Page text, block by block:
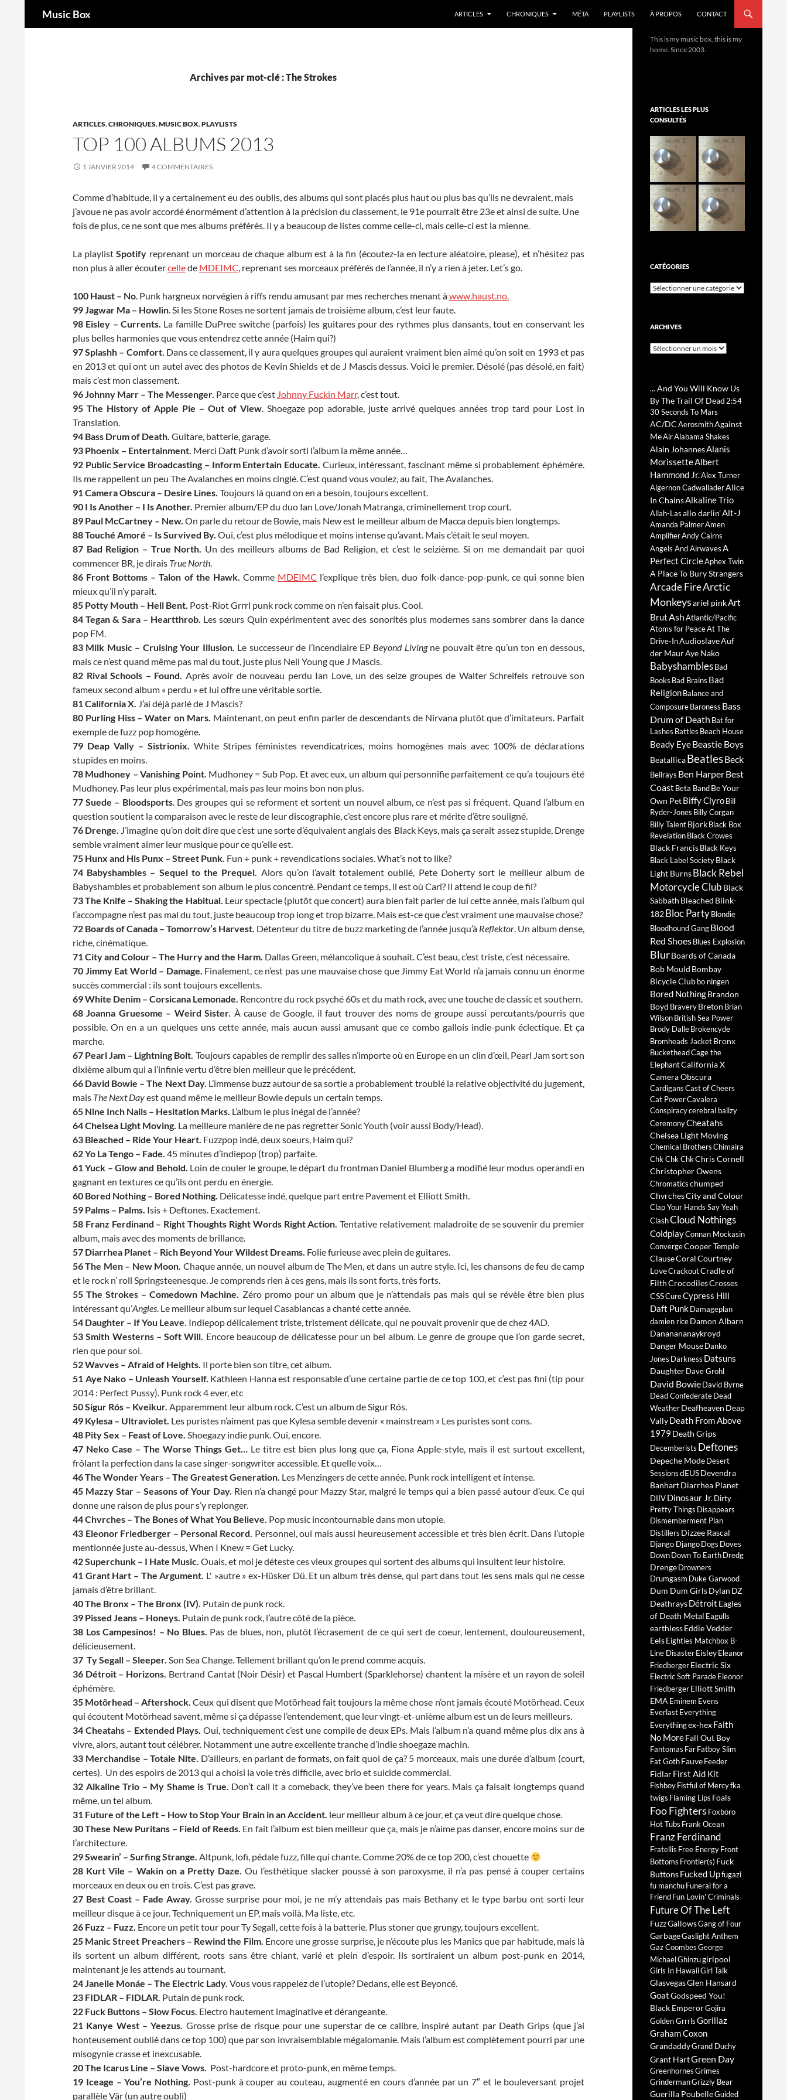
Music Box ARTICLES CHRONIQUES MÉTA PLAYLISTS À PROPOS CONTACT
Archives par mot-clé : The Strokes
ARTICLES,CHRONIQUES,MUSIC BOX,PLAYLISTS
TOP 100 ALBUMS 2013
1 JANVIER 2014 4 COMMENTAIRES
Comme d’habitude, il y a certainement eu des oublis, des albums qui sont placés plus haut ou plus bas qu’ils ne devraient, mais
j’avoue ne pas avoir accordé énormément d’attention à la précision du classement, le 91e pourrait être 23e et ainsi de suite. Une
fois de plus, ce ne sont que mes albums préférés. Il y a beaucoup de listes comme celle-ci, mais celle-ci est la mienne.
La playlistSpotify reprenant un morceau de chaque album est à la fin (écoutez-la en lecture aléatoire, please), et n’hésitez pas
non plus à aller écoutercellede MDEIMC, reprenant ses morceaux préférés de l’année, il n’y a rien à jeter. Let’s go.
100 Haust – No. Punk hargneux norvégien à riffs rendu amusant par mes recherches menant àwww.haust.no.
99 Jagwar Ma – Howlin. Si les Stone Roses ne sortent jamais de troisième album, c’est leur faute.
98 Eisley – Currents. La famille DuPree switche (parfois) les guitares pour des rythmes plus dansants, tout en conservant les
plus belles harmonies que vous entendrez cette année (Haim qui?)
97 Splashh – Comfort. Dans ce classement, il y aura quelques groupes qui auraient vraiment bien aimé qu’on soit en 1993 et pas
en 2013 et qui ont un autel avec des photos de Kevin Shields et de J Mascis dessus. Voici le premier. Désolé (pas désolé, en fait)
mais c’est mon classement.
96 Johnny Marr – The Messenger. Parce que c’est Johnny Fuckin Marr, c’est tout.
95 The History of Apple Pie – Out of View. Shoegaze pop adorable, juste arrivé quelques années trop tard pour Lost in
Translation.
94 Bass Drum of Death. Guitare, batterie, garage.
93 Phoenix – Entertainment. Merci Daft Punk d’avoir sorti l’album la même année…
92 Public Service Broadcasting – Inform Entertain Educate. Curieux, intéressant, fascinant même si probablement éphémère.
Ils me rappellent un peu The Avalanches en moins cinglé. C’est quand vous voulez, au fait, The Avalanches.
91 Camera Obscura – Desire Lines. Toujours là quand on en a besoin, toujours excellent.
90 I Is Another – I Is Another. Premier album/EP du duo Ian Love/Jonah Matranga, criminellement trop court.
89 Paul McCartney – New. On parle du retour de Bowie, mais New est le meilleur album de Macca depuis bien longtemps.
88 Touché Amoré – Is Survived By. Oui, c’est plus mélodique et moins intense qu’avant. Mais c’était le seul moyen.
87 Bad Religion – True North. Un des meilleurs albums de Bad Religion, et c’est le seizième. Si on me demandait par quoi
commencer BR, je dirais True North.
86 Front Bottoms – Talon of the Hawk. Comme MDEIMC l’explique très bien, duo folk-dance-pop-punk, ce qui sonne bien
mieux qu’il n’y paraît.
85 Potty Mouth – Hell Bent. Post-Riot Grrrl punk rock comme on n’en faisait plus. Cool.
84 Tegan & Sara – Heartthrob. Les sœurs Quin expérimentent avec des sonorités plus modernes sans sombrer dans la dance
pop FM.
83 Milk Music – Cruising Your Illusion. Le successeur de l’incendiaire EP Beyond Livingne pouvait être qu’un ton en dessous,
mais ce n’est quand même pas mal du tout, juste plus Neil Young que J Mascis.
82 Rival Schools – Found. Après avoir de nouveau perdu Ian Love, un des seize groupes de Walter Schreifels retrouve son
fameux second album « perdu » et lui offre une véritable sortie.
81 California X. J’ai déjà parlé de J Mascis?
80 Purling Hiss – Water on Mars. Maintenant, on peut enfin parler de descendants de Nirvana plutôt que d’imitateurs. Parfait
exemple de fuzz pop homogène.
79 Deap Vally – Sistrionix. White Stripes féministes revendicatrices, moins homogènes mais avec 100% de déclarations
stupides en moins.
78 Mudhoney – Vanishing Point. Mudhoney = Sub Pop. Et avec eux, un album qui personnifie parfaitement ce qu’a toujours été
Mudhoney. Pas leur plus expérimental, mais pas leur moins bon non plus.
77 Suede – Bloodsports. Des groupes qui se reforment et sortent un nouvel album, ce n’est pas si fréquent. Quand l’album en
question soutient la comparaison avec le reste de leur discographie, c’est encore plus rare et mérite d’être souligné.
76 Drenge. J’imagine qu’on doit dire que c’est une sorte d’équivalent anglais des Black Keys, mais ça serait assez stupide, Drenge
semble vraiment aimer leur musique pour ce qu’elle est.
75 Hunx and His Punx – Street Punk. Fun + punk + revendications sociales. What’s not to like?
74 Babyshambles – Sequel to the Prequel. Alors qu’on l’avait totalement oublié, Pete Doherty sort le meilleur album de
Babyshambles et probablement son album le plus concentré. Pendant ce temps, il est où Carl? Il attend le coup de fil?
73 The Knife – Shaking the Habitual. Leur spectacle (plutôt que concert) aura bien fait parler de lui cette année, mais l’album qui
l’accompagne n’est pas mal du tout, juste beaucoup trop long et trop bizarre. Mais est-ce que c’est vraiment une mauvaise chose?
72 Boards of Canada – Tomorrow’s Harvest. Détenteur du titre de buzz marketing de l’année jusqu’à Reflektor. Un album dense,
riche, cinématique.
71 City and Colour – The Hurry and the Harm. Dallas Green, mélancolique à souhait. C’est beau, c’est triste, c’est nécessaire.
70 Jimmy Eat World – Damage. Finalement, ce n’est pas une mauvaise chose que Jimmy Eat World n’a jamais connu un énorme
succès commercial : ils sont toujours excellents.
69 White Denim – Corsicana Lemonade. Rencontre du rock psyché 60s et du math rock, avec une touche de classic et southern.
68 Joanna Gruesome – Weird Sister. À cause de Google, il faut trouver des noms de groupe aussi percutants/pourris que
possible. On en a un quelques uns cette année, mais aucun aussi amusant que ce combo gallois indie-punk éclectique. Et ça
marche.
67 Pearl Jam – Lightning Bolt. Toujours capables de remplir des salles n’importe où en Europe en un clin d’œil, Pearl Jam sort son
dixième album qui a l’infinie vertu d’être bien meilleur que le précédent.
66 David Bowie – The Next Day. L’immense buzz autour de sa sortie a probablement troublé la relative objectivité du jugement,
mais The Next Dayest quand même le meilleur Bowie depuis un certain temps.
65 Nine Inch Nails – Hesitation Marks. L’album le plus inégal de l’année?
64 Chelsea Light Moving. La meilleure manière de ne pas regretter Sonic Youth (voir aussi Body/Head).
63 Bleached – Ride Your Heart. Fuzzpop indé, deux soeurs, Haim qui?
62 Yo La Tengo – Fade. 45 minutes d’indiepop (trop) parfaite.
61 Yuck – Glow and Behold. Loin de couler le groupe, le départ du frontman Daniel Blumberg a modifié leur modus operandi en
gagnant en textures ce qu’ils ont perdu en énergie.
60 Bored Nothing – Bored Nothing. Délicatesse indé, quelque part entre Pavement et Elliott Smith.
59 Palms – Palms. Isis + Deftones. Exactement.
58 Franz Ferdinand – Right Thoughts Right Words Right Action. Tentative relativement maladroite de se souvenir du premier
album, mais avec des moments de brillance.
57 Diarrhea Planet – Rich Beyond Your Wildest Dreams. Folie furieuse avec plein de guitares.
56 The Men – New Moon. Chaque année, un nouvel album de The Men, et dans un autre style. Ici, les chansons de feu de camp
et le rock n’ roll Springsteenesque. Je comprends rien à ces gens, mais ils sont forts, très forts.
55 The Strokes – Comedown Machine. Zéro promo pour un album que je n’attendais pas mais qui se révèle être bien plus
intéressant qu’Angles. Le meilleur album sur lequel Casablancas a chanté cette année.
54 Daughter – If You Leave. Indiepop délicalement triste, tristement délicate, qui ne pouvait provenir que de chez 4AD.
53 Smith Westerns – Soft Will. Encore beaucoup de délicatesse pour un bel album. Le genre de groupe que l’on garde secret,
rien que pour soi.
52 Wavves – Afraid of Heights. Il porte bien son titre, cet album.
51 Aye Nako – Unleash Yourself. Kathleen Hanna est responsable d’une certaine partie de ce top 100, et c’est pas fini (tip pour
2014 : Perfect Pussy). Punk rock 4 ever, etc
50 Sigur Rós – Kveikur. Apparemment leur album rock. C’est un album de Sigur Rós.
49 Kylesa – Ultraviolet. Les puristes n’aiment pas que Kylesa semble devenir « mainstream » Les puristes sont cons.
48 Pity Sex – Feast of Love. Shoegazy indie punk. Oui, encore.
47 Neko Case – The Worse Things Get… Le titre est bien plus long que ça, Fiona Apple-style, mais il est surtout excellent,
frôlant la perfection dans la case singer-songwriter accessible. Et quelle voix…
46 The Wonder Years – The Greatest Generation. Les Menzingers de cette année. Punk rock intelligent et intense.
45 Mazzy Star – Seasons of Your Day. Rien n’a changé pour Mazzy Star, malgré le temps qui a bien passé autour d’eux. Ce qui
donne une raison de plus pour s’y replonger.
44 Chvrches – The Bones of What You Believe. Pop music incontournable dans mon utopie.
43 Eleonor Friedberger – Personal Record. Personnel, oui mais aussi heureusement accessible et très bien écrit. Dans l’utopie
mentionnée juste au-dessus, When I Knew = Get Lucky.
42 Superchunk – I Hate Music. Ouais, et moi je déteste ces vieux groupes qui sortent des albums qui insultent leur histoire.
41 Grant Hart – The Argument. L' »autre » ex-Hüsker Dü. Et un album très dense, qui part dans tout les sens mais qui ne cesse
jamais d’être brillant.
40 The Bronx – The Bronx (IV). Putain de punk rock.
39 Pissed Jeans – Honeys. Putain de punk rock, l’autre côté de la pièce.
38 Los Campesinos! – No Blues. Pas de blues, non, plutôt l’écrasement de ce qui sert de coeur, lentement, douloureusement,
délicieusement.
37 Ty Segall – Sleeper. Son Sea Change. Tellement brillant qu’on le prend comme acquis.
36 Détroit – Horizons. Bertrand Cantat (Noir Désir) et Pascal Humbert (Sparklehorse) chantent la misère et un rayon de soleil
éphémère.
35 Motörhead – Aftershock. Ceux qui disent que Motörhead fait toujours la même chose n’ont jamais écouté Motörhead. Ceux
qui écoutent Motörhead savent, même si ça dépasse l’entendement, que leur vingt-et-unième album est un de leurs meilleurs.
34 Cheatahs – Extended Plays. Oui, techniquement c’est une compile de deux EPs. Mais l’album n’a quand même plus dix ans à
vivre, alors, autant tout célébrer. Notamment une autre excellente tranche d’indie shoegaze machin.
33 Merchandise – Totale Nite. D’ailleurs, en parlant de formats, on fait quoi de ça? 5 morceaux, mais une durée d’album (court,
certes). Un des espoirs de 2013 qui a choisi la voie très difficile, avec brio et suicide commercial.
32 Alkaline Trio – My Shame is True. Don’t call it a comeback, they’ve been there for years. Mais ça faisait longtemps quand
même, un tel album.
31 Future of the Left – How to Stop Your Brain in an Accident. leur meilleur album à ce jour, et ça veut dire quelque chose.
30 These New Puritans – Field of Reeds. En fait l’album est bien meilleur que ça, mais je n’aime pas danser, encore moins sur de
l’architecture.
29 Swearin’ – Surfing Strange. Altpunk, lofi, pédale fuzz, fille qui chante. Comme 20% de ce top 200, c’est chouette
28 Kurt Vile – Wakin on a Pretty Daze. Ou l’esthétique slacker poussé à son paroxysme, il n’a pas pensé à couper certains
morceaux en deux ou en trois. C’est pas grave.
27 Best Coast – Fade Away. Grosse surprise pour moi, je ne m’y attendais pas mais Bethany et le type barbu ont sorti leur
meilleur disque à ce jour. Techniquement un EP, mais voilà. Ma liste, etc.
26 Fuzz – Fuzz. Encore un petit tour pour Ty Segall, cette fois à la batterie. Plus stoner que grungy, toujours excellent.
25 Manic Street Preachers – Rewind the Film. Encore une grosse surprise, je n’écoute plus les Manics que par habitude, mais là
ils sortent un album différent, roots sans être chiant, varié et plein d’espoir. Ils sortiraient un album post-punk en 2014,
maintenant je les attends au tournant.
24 Janelle Monáe – The Electric Lady. Vous vous rappelez de l’utopie? Dedans, elle est Beyoncé.
23 FIDLAR – FIDLAR. Putain de punk rock.
22 Fuck Buttons – Slow Focus. Electro hautement imaginative et dérangeante.
21 Kanye West – Yeezus. Grosse prise de risque pour une superstar de ce calibre, inspiré autant par Death Grips (que j’ai
honteusement oublié dans ce top 100) que par son invraisemblable mégalomanie. Mais l’album est complètement pourri par une
misogynie crasse et inexcusable.
20 The Icarus Line – Slave Vows. Post-hardcore et proto-punk, en même temps.
19 Iceage – You’re Nothing. Post-punk à couper au couteau, augmenté en cours d’année par un 7″ et le bouleversant projet
parallèle Vär (un autre oubli)
This is my music box, this is my
home. Since 2003.
ARTICLES LES PLUS
CONSULTÉS
CATÉGORIES
Catégories
ARCHIVES
Archives
... And You Will Know Us
By The Trail Of Dead 2:54
30 Seconds To Mars
AC/DCAerosmithAgainst
MeAirAlabama Shakes
Alain JohannesAlanis
MorissetteAlbert
Hammond Jr.Alex Turner
Algernon CadwalladerAlice
In ChainsAlkaline Trio
Allah-Lasallo darlin'Alt-J
Amanda PalmerAmen
AmplifierAndy Cairns
Angels And AirwavesA
Perfect CircleAphex Twin
A Place To Bury Strangers
Arcade FireArctic
Monkeysariel pinkArt
BrutAshAtlantic/Pacific
Atoms for PeaceAt The
Drive-InAudioslaveAuf
der MaurAye Nako
BabyshamblesBad
Books Bad Brains Bad
ReligionBalance and
ComposureBaroness Bass
Drum of Death Bat for
Lashes Battles Beach House
Beady EyeBeastie Boys
BeatallicaBeatlesBeck
Bellrays Ben HarperBest
CoastBeta BandBe Your
Own PetBiffy ClyroBill
Ryder-Jones Billy Corgan
Billy TalentBjorkBlack Box
RevelationBlack Crowes
Black FrancisBlack Keys
Black Label SocietyBlack
Light Burns Black Rebel
Motorcycle Club Black
Sabbath Bleached Blink-
182 Bloc PartyBlondie
Bloodhound GangBlood
Red ShoesBlues Explosion
BlurBoards of Canada
Bob Mould Bombay
Bicycle Clubbo ningen
Bored NothingBrandon
Boyd BraveryBreton Brian
WilsonBritish Sea Power
Brody DalleBrokencyde
Bromheads JacketBronx
BucketheadCage the
ElephantCalifornia X
Camera Obscura
CardigansCast of Cheers
Cat PowerCavalera
Conspiracycerebral ballzy
CeremonyCheatahs
Chelsea Light Moving
Chemical BrothersChimaira
Chk Chk ChkChris Cornell
Christopher Owens
Chromaticschumped
ChvrchesCity and Colour
Clap Your Hands Say Yeah
ClashCloud Nothings
ColdplayConnan Mockasin
ConvergeCooper Temple
ClauseCoralCourtney
LoveCrackoutCradle of
FilthCrocodilesCrosses
CSSCureCypress Hill
Daft PunkDamageplan
damien riceDamon Albarn
Dananananaykroyd
Danger MouseDanko
Jones Darkness Datsuns
DaughterDave Grohl
David BowieDavid Byrne
Dead ConfederateDead
WeatherDeafheaven Deap
VallyDeath From Above
1979 Death Grips
Decemberists Deftones
Depeche ModeDesert
SessionsdEUSDevendra
BanhartDiarrhea Planet
DIIVDinosaur Jr.Dirty
Pretty Things Disappears
Dismemberment Plan
Distillers Dizzee Rascal
Django DjangoDogs Doves
DownDown To EarthDredg
DrengeDrowners
Drumgasm Duke Garwood
Dum Dum GirlsDylan DZ
DeathraysDétroit Eagles
of Death Metal Eagulls
earthlessEddie Vedder
EelsEighties Matchbox B-
Line DisasterEisleyEleanor
FriedbergerElectric Six
Electric Soft ParadeEleonor
FriedbergerElliott Smith
EMA Eminem Evens
EverlastEverything
Everythingex-hexFaith
No MoreFall Out Boy
Fantomas FarFatboy Slim
Fat GothFauveFeeder
FidlarFirst Aid Kit
FishboyFistful of Mercyfka
twigs Flaming Lips Foals
Foo Fighters Foxboro
Hot Tubs Frank Ocean
Franz Ferdinand
Fratellis Free EnergyFront
Bottoms Frontier(s) Fuck
ButtonsFucked Upfugazi
fu manchuFuneral for a
FriendFun Lovin' Criminals
Future Of The Left
FuzzGallowsGang of Four
GarbageGaslight Anthem
Gaz CoombesGeorge
MichaelGhinzugirlpool
Girls In HawaiiGirl Talk
GlasvegasGlen Hansard
GoatGodspeed You!
Black EmperorGojira
Golden GrrrlsGorillaz
Graham Coxon
GrandaddyGrand Duchy
Grant HartGreen Day
GreenhornesGrimes
GrindermanGrizzly Bear
Guerilla PoubelleGuided